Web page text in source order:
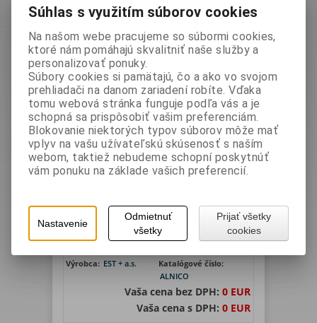
Dürr Systems Czech Republic a.s.
EST + a.s.
Hľadať
1
Zoradiť podľa: (Dátumu pridania)
relé otáčkové ALNICO
Výrobca: EST + a.s.
Katalógové číslo:
ALNICO
Vaša cena bez DPH: 0 EUR
Vaša cena s DPH: 0 EUR
Súhlas s využitím súborov cookies
Na našom webe pracujeme so súbormi cookies,
ktoré nám pomáhajú skvalitniť naše služby a
personalizovať ponuky.
Súbory cookies si pamätajú, čo a ako vo svojom
prehliadači na danom zariadení robíte. Vďaka
tomu webová stránka funguje podľa vás a je
schopná sa prispôsobiť vašim preferenciám.
Blokovanie niektorých typov súborov môže mať
vplyv na vašu užívateľskú skúsenosť s naším
webom, taktiež nebudeme schopní poskytnúť
vám ponuku na základe vašich preferencií.
Nastavenie
Odmietnuť
všetky
Prijať všetky
cookies